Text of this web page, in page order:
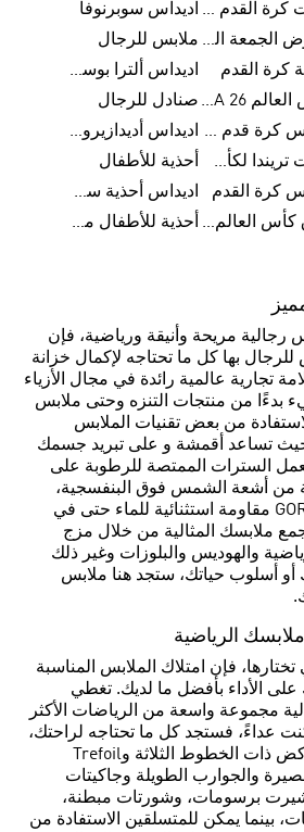
كرات كرة القدم للرجال اديداس سوبرنوفا
عروض الجمعة البيضاء للسيدات ملابس للرجال
كرة القدم
اديداس ألترا بوست
كأس العالم FIFA 26™ صنادل للرجال
ملابس كرة قدم للاطفال
اديداس أديدازيرو معدات الجري
كرات تريندا لكأس العالم FIFA 26™
أحذية للأطفال
كرة القدم
اديداس أحذية سوبرنوفا للرجال
فرق كأس العالم FIFA 26™ أحذية للأطفال من 8 إلى 16 سنة
مريحة وأنيقة ورياضية، فإن
بها كل ما تحتاجه لإكمال خزانة
تجارية عالمية رائدة في مجال الأزياء
بدءًا من منتجات التنزه وحتى ملابس
من بعض تقنيات الملابس
حيث تساعد أقمشة و على تبريد جسمك
السترات الممتصة للرطوبة على
من أشعة الشمس فوق البنفسجية،
بينما توفر تقنية GORE-TEX مقاومة استثنائية للماء حتى في
ملابسك المثالية من خلال مزج
والهوديس والبلوزات وغير ذلك
أو أسلوب حياتك، ستجد هنا ملابس
الرياضية
فإن امتلاك الملابس المناسبة
الأداء بأفضل ما لديك. تغطي
مجموعة واسعة من الرياضات الأكثر
عداءً، فستجد كل ما تحتاجه لراحتك،
بما في ذلك قمصان الركض ذات الخطوط الثلاثة وTrefoil
والجوارب الطويلة وجاكيتات
برسومات، وشورتات مبطنة،
بينما يمكن للمتسلقين الاستفادة من